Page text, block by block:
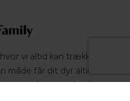
vi altid kan trække på
måde får dit dyr altid den
om dyrs sundhed og